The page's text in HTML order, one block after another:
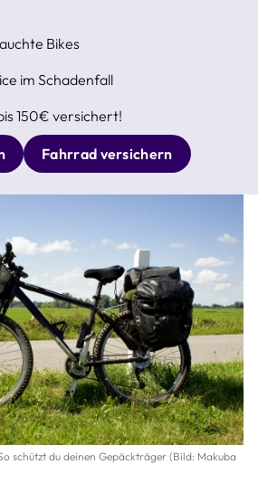
Bikes
im Schadenfall
150€ versichert!
Fahrrad versichern
schützt du deinen Gepäckträger (Bild: Makuba